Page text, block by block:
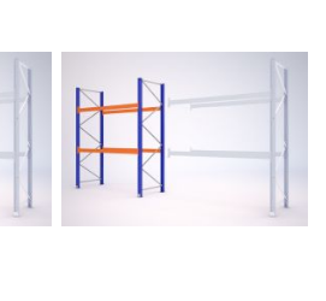
POROVNÁNÍ